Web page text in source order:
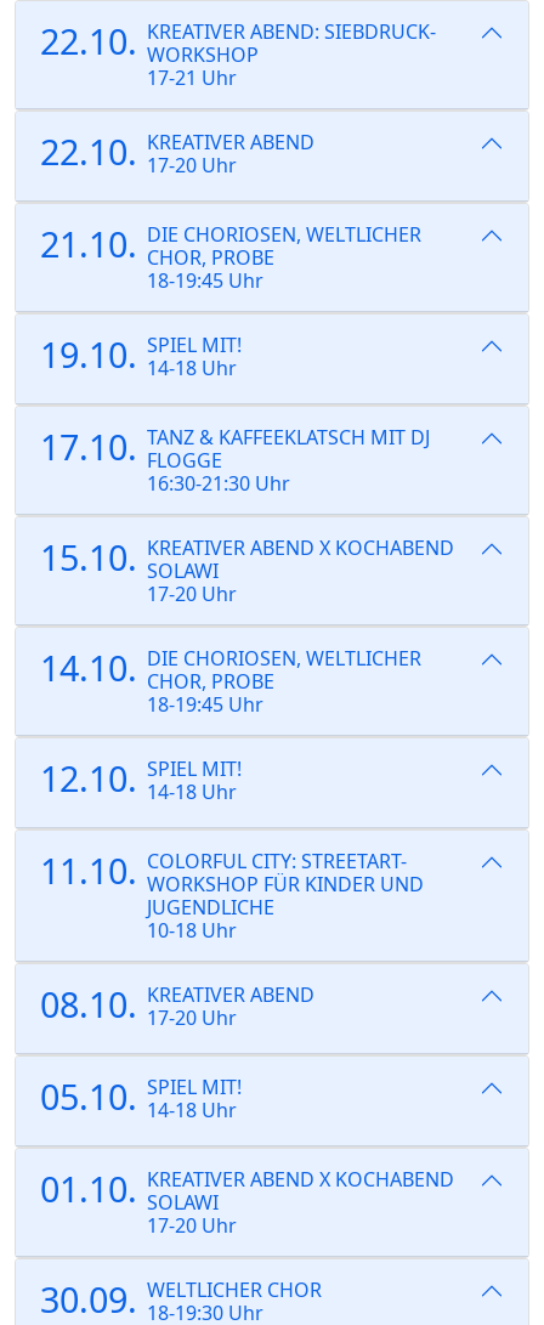
22.10. KREATIVER ABEND: SIEBDRUCK-
WORKSHOP
17-21 Uhr
22.10. KREATIVER ABEND
17-20 Uhr
21.10. DIE CHORIOSEN, WELTLICHER
CHOR, PROBE
18-19:45 Uhr
19.10. SPIEL MIT!
14-18 Uhr
17.10. TANZ & KAFFEEKLATSCH MIT DJ
FLOGGE
16:30-21:30 Uhr
15.10. KREATIVER ABEND X KOCHABEND
SOLAWI
17-20 Uhr
14.10. DIE CHORIOSEN, WELTLICHER
CHOR, PROBE
18-19:45 Uhr
12.10. SPIEL MIT!
14-18 Uhr
11.10. COLORFUL CITY: STREETART-
WORKSHOP FÜR KINDER UND
JUGENDLICHE
10-18 Uhr
08.10. KREATIVER ABEND
17-20 Uhr
05.10. SPIEL MIT!
14-18 Uhr
01.10. KREATIVER ABEND X KOCHABEND
SOLAWI
17-20 Uhr
30.09. WELTLICHER CHOR
18-19:30 Uhr